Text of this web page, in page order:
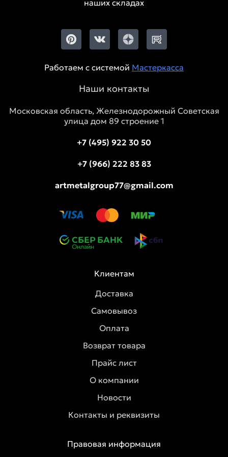
наших складах
Работаем с системой Мастеркасса
Наши контакты
Московская область, Железнодорожный Советская
улица дом 89 строение 1
+7 (495) 922 30 50
+7 (966) 222 83 83
artmetalgroup77@gmail.com
Клиентам
Доставка
Самовывоз
Оплата
Возврат товара
Прайс лист
О компании
Новости
Контакты и реквизиты
Правовая информация